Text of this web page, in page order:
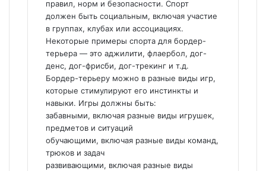
правил, норм и безопасности. Спорт
должен быть социальным, включая участие
в группах, клубах или ассоциациях.
Некоторые примеры спорта для бордер-
терьера — это аджилити, флаербол, дог-
денс, дог-фрисби, дог-трекинг и т.д.
Бордер-терьеру можно в разные виды игр,
которые стимулируют его инстинкты и
навыки. Игры должны быть:
забавными, включая разные виды игрушек,
предметов и ситуаций
обучающими, включая разные виды команд,
трюков и задач
развивающими, включая разные виды